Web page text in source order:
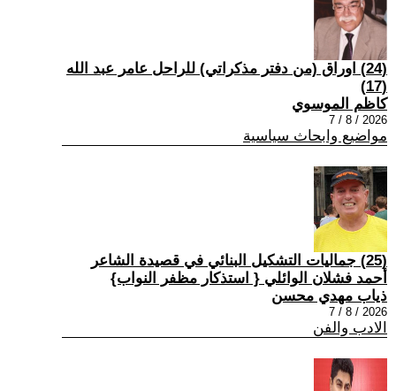
(24) اوراق (من دفتر مذكراتي) للراحل عامر عبد الله
(17)
كاظم الموسوي
2026 / 8 / 7
مواضيع وابحاث سياسية
(25) جماليات التشكيل البنائي في قصيدة الشاعر
أحمد فشلان الوائلي { استذكار مظفر النواب}
ذياب مهدي محسن
2026 / 8 / 7
الادب والفن